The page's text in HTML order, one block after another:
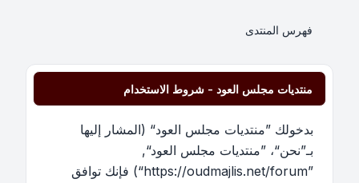
فهرس المنتدى
منتديات مجلس العود - شروط الاستخدام
بدخولك ”منتديات مجلس العود“ (المشار إليها
بـ”نحن“، ”منتديات مجلس العود“,
”https://oudmajlis.net/forum“) فإنك توافق